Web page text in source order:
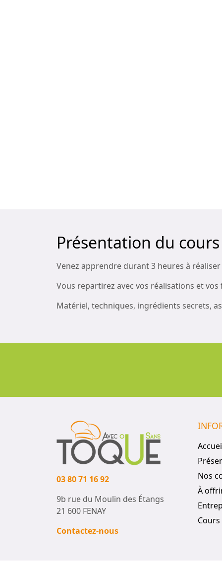
Présentation du cours
Venez apprendre durant 3 heures à
Vous repartirez avec vos réalisations et vos
Matériel, techniques, ingrédients secrets,
03 80 71 16 92
9b rue du Moulin des Étangs
21 600 FENAY
Contactez-nous
Nos
À